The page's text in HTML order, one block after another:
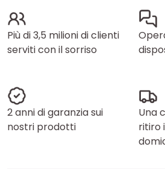
Più di 3,5 milioni di clienti
serviti con il sorriso
2 anni di garanzia sui
nostri prodotti
Una
ritiro